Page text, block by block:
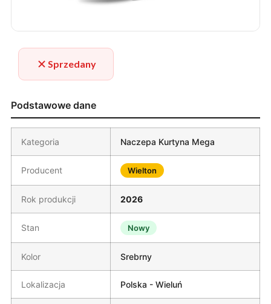
Sprzedany
Podstawowe dane
Kategoria Naczepa Kurtyna Mega
Producent Wielton
Rok produkcji 2026
Stan Nowy
Kolor Srebrny
Lokalizacja Polska - Wieluń